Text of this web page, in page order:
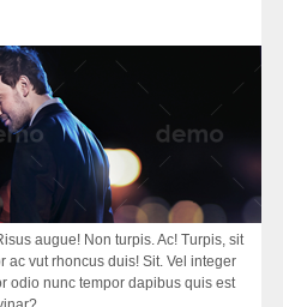
augue! Non turpis. Ac! Turpis, sit
ac vut rhoncus duis! Sit. Vel integer
odio nunc tempor dapibus quis est